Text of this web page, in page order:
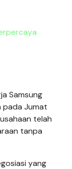
Samsung
pada Jumat
telah
tanpa
yang